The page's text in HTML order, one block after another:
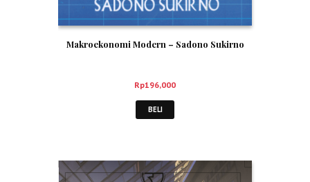
Makroekonomi Modern – Sadono Sukirno
Rp196,000
BELI